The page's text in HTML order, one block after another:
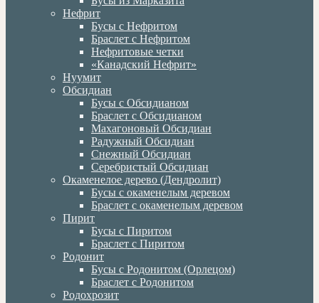
Нефрит
Бусы с Нефритом
Браслет с Нефритом
Нефритовые четки
«Канадский Нефрит»
Нуумит
Обсидиан
Бусы с Обсидианом
Браслет с Обсидианом
Махагоновый Обсидиан
Радужный Обсидиан
Снежный Обсидиан
Серебристый Обсидиан
Окаменелое дерево (Дендролит)
Бусы с окаменелым деревом
Браслет с окаменелым деревом
Пирит
Бусы с Пиритом
Браслет с Пиритом
Родонит
Бусы с Родонитом (Орлецом)
Браслет с Родонитом
Родохрозит